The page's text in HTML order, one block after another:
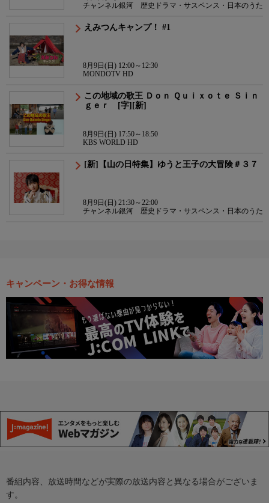
チャンネル銀河 歴史ドラマ・サスペンス・日本のうた
えみつんキャンプ！ #1
8月9日(日) 12:00～12:30
MONDOTV HD
この地域の歌王 Ｄｏｎ Ｑｕｉｘｏｔｅ Ｓｉｎ
ｇｅｒ [字][新]
8月9日(日) 17:50～18:50
KBS WORLD HD
[新]【山の日特集】ゆうと王子の大冒険＃３７
8月9日(日) 21:30～22:00
チャンネル銀河 歴史ドラマ・サスペンス・日本のうた
キャンペーン・お得な情報
番組内容、放送時間などが実際の放送内容と異なる場合がございま
す。